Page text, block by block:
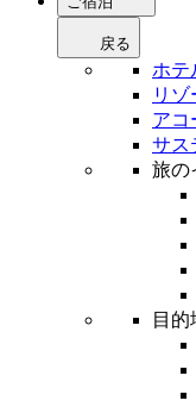
戻る
ホテ
リゾ
アコ
サス
旅の
目